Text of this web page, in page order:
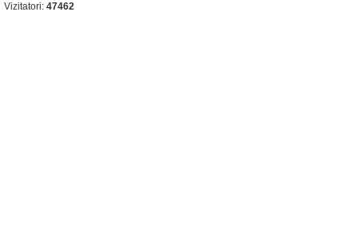
Vizitatori: 47462